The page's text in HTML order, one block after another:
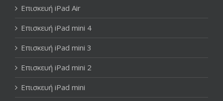
Επισκευή iPad Air
Επισκευή iPad mini 4
Επισκευή iPad mini 3
Επισκευή iPad mini 2
Επισκευή iPad mini